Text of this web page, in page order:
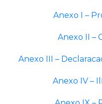
Anexo I –
Anexo II –
Anexo III –
Anexo IV –